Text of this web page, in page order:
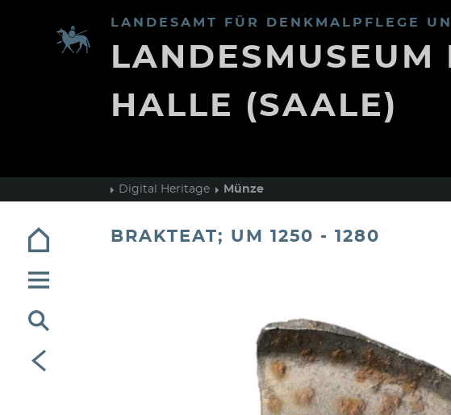
LANDESAMT FÜR DENKMALPFLEGE
LANDESMUSEUM
HALLE (SAALE)
Digital Heritage Münze
BRAKTEAT; UM 1250 - 1280